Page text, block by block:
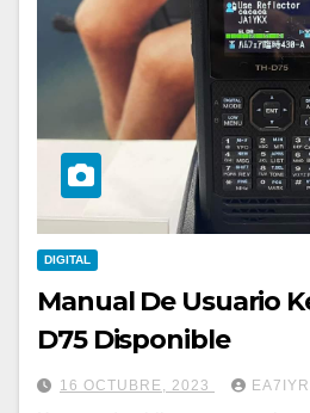
DIGITAL
Manual De Usuario
D75 Disponible
16 OCTUBRE, 2023 EA7IYR